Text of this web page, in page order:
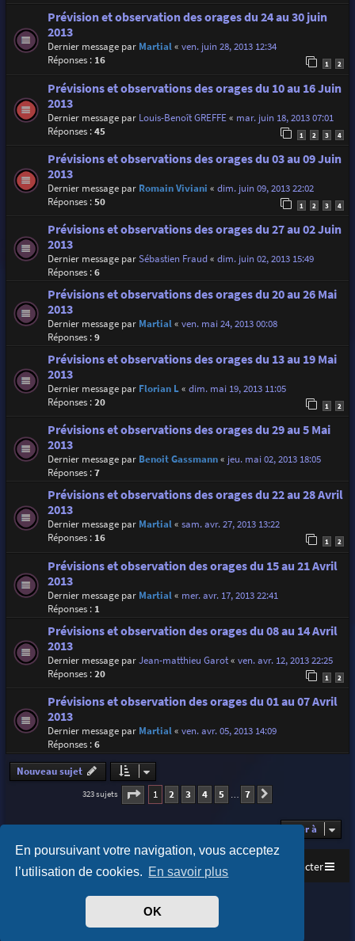
En poursuivant votre navigation, vous acceptez
l’utilisation de cookies. En savoir plus
OK
Prévision et observation des orages du 24 au 30 juin
2013
Dernier message par Martial« ven. juin 28, 2013 12:34
Réponses : 16 1 2
Prévisions et observations des orages du 10 au 16 Juin
2013
Dernier message par Louis-Benoît GREFFE« mar. juin 18, 2013 07:01
Réponses :45 1 2 3 4
Prévisions et observations des orages du 03 au 09 Juin
2013
Dernier message par Romain Viviani « dim. juin 09, 2013 22:02
Réponses :50 1 2 3 4
Prévisions et observations des orages du 27 au 02 Juin
2013
Dernier message parSébastien Fraud« dim. juin 02, 2013 15:49
Réponses :6
Prévisions et observations des orages du 20 au 26 Mai
2013
Dernier message par Martial« ven. mai 24, 2013 00:08
Réponses :9
Prévisions et observations des orages du 13 au 19 Mai
2013
Dernier message par Florian L« dim. mai 19, 2013 11:05
Réponses :20 1 2
Prévisions et observations des orages du 29 au 5 Mai
2013
Dernier message par Benoit Gassmann« jeu. mai 02, 2013 18:05
Réponses :7
Prévisions et observations des orages du 22 au 28 Avril
2013
Dernier message par Martial« sam. avr. 27, 2013 13:22
Réponses : 16 1 2
Prévisions et observation des orages du 15 au 21 Avril
2013
Dernier message par Martial« mer. avr. 17, 2013 22:41
Réponses : 1
Prévisions et observation des orages du 08 au 14 Avril
2013
Dernier message parJean-matthieu Garot« ven. avr. 12, 2013 22:25
Réponses :20 1 2
Prévisions et observation des orages du 01 au 07 Avril
2013
Dernier message par Martial« ven. avr. 05, 2013 14:09
Réponses :6
Nouveau sujet
323 sujets Page 1sur
1 2 3 4 5 … 7
Aller à
Accueil Index du forum Nous contacter
Purplexion style byIan Bradley
phpBB® Forum Software © phpBB Limited
Traduit parphpBB-fr.com